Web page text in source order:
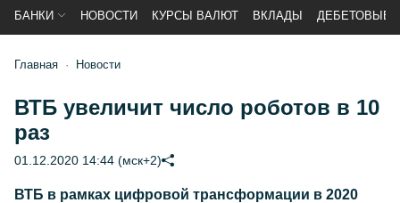
БАНКИ НОВОСТИ КУРСЫ ВАЛЮТ ВКЛАДЫ ДЕБЕТОВЫЕ
Главная Новости
ВТБ увеличит число роботов в 10
раз
01.12.2020 14:44 (мск+2)
ВТБ в рамках цифровой трансформации в 2020